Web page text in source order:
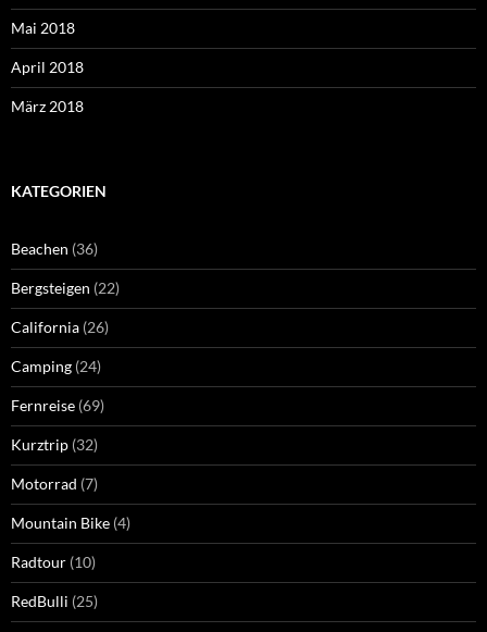
Mai 2018
April 2018
März 2018
KATEGORIEN
Beachen (36)
Bergsteigen (22)
California (26)
Camping (24)
Fernreise (69)
Kurztrip (32)
Motorrad (7)
Mountain Bike (4)
Radtour (10)
RedBulli (25)